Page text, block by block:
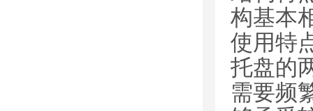
构基本
使用特
托盘的
需要频